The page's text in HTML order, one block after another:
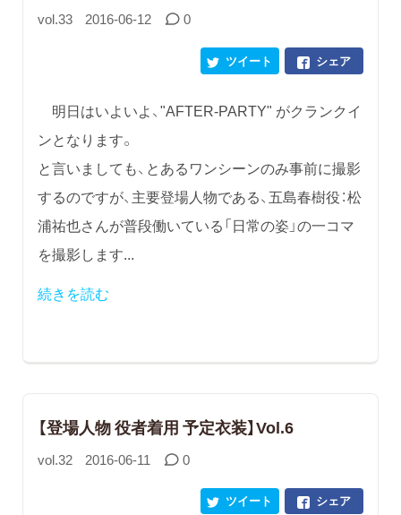
vol.33 2016-06-12 0
シェア
ツイート
明日はいよいよ、"AFTER-PARTY" がクランクイ
ンとなります。
と言いましても、とあるワンシーンのみ事前に撮影
するのですが、主要登場人物である、五島春樹役：松
浦祐也さんが普段働いている「日常の姿」の一コマ
を撮影します...
続きを読む
【登場人物 役者着用 予定衣装】Vol.6
vol.32 2016-06-11 0
シェア
ツイート